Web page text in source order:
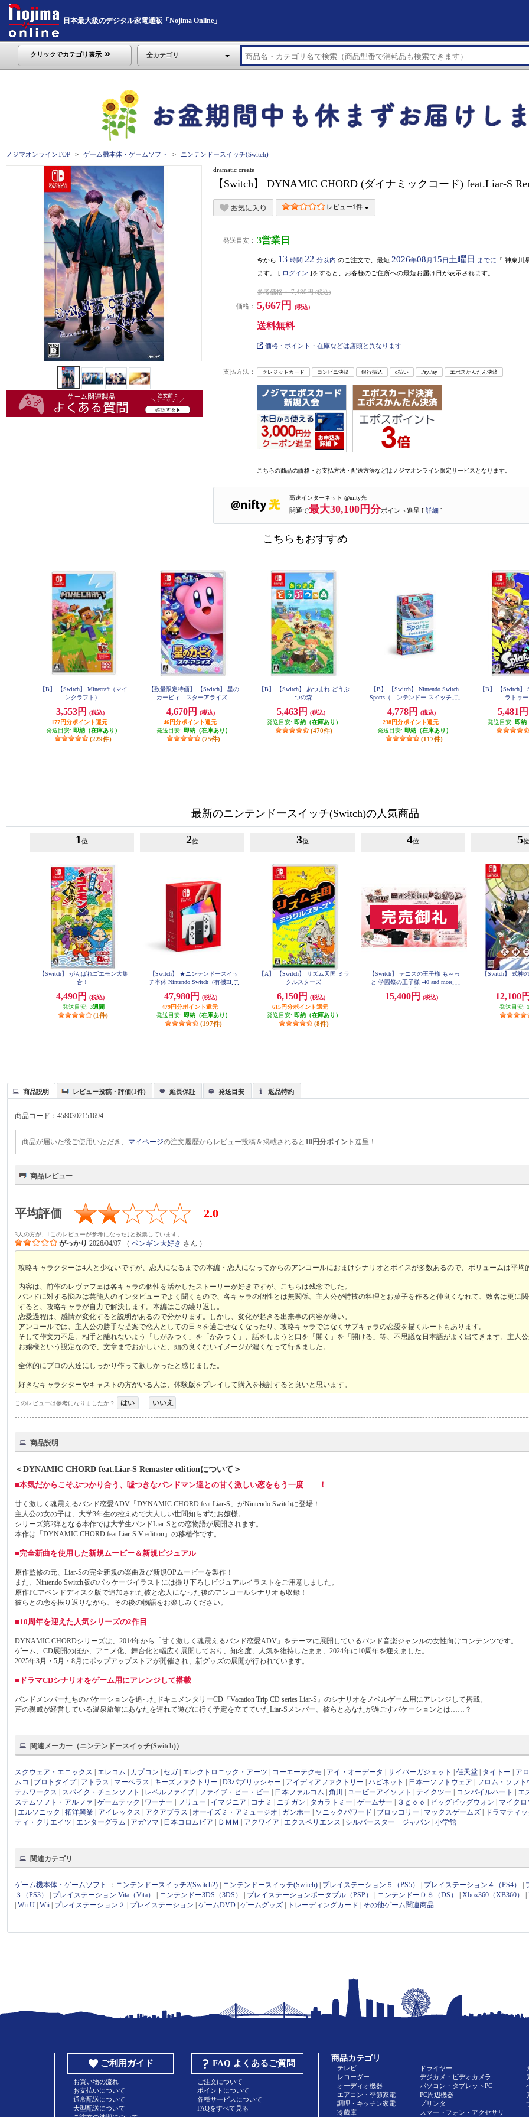
日本最大級のデジタル家電通販「Nojima Online」
クリックでカテゴリ表示 全カテゴリ
ノジマオンラインTOP ゲーム機本体・ゲームソフト ニンテンドースイッチ(Switch)
dramatic create
【Switch】 DYNAMIC CHORD (ダイナミックコード) feat.Liar-S
レビュー1件
発送目安： 3営業日
今から 13 時間 22 分以内 のご注文で、最短 2026年08 月 15日 土曜日 までに 「 神奈川
ます。 [ ログイン ]をすると、お客様のご住所への最短お届け日が表示されます。
価格：
参考価格： 7,480円(税込)
5,667円 (税込)
送料無料
価格・ポイント・在庫などは店頭と異なります
支払方法： クレジットカード コンビニ決済 銀行振込 d払い PayPay エポスかんたん決済
こちらの商品の価格・お支払方法・配送方法などはノジマオンライン限定サービスとなります。
高速インターネット @nifty光
開通で最大30,100円分ポイント進呈 [ 詳細 ]
こちらもおすすめ
【B】 【Switch】 Minecraft（マイ
ンクラフト）
3,553円
(税込)
177円分ポイント還元
発送目安: 即納（在庫あり）
(229件)
【数量限定特価】 【Switch】 星の
カービィ スターアライズ
4,670円
(税込)
46円分ポイント還元
発送目安: 即納（在庫あり）
(75件)
【B】 【Switch】 あつまれ どうぶ
つの森
5,463円
(税込)
発送目安: 即納（在庫あり）
(470件)
【B】 【Switch】 Nintendo Switch
Sports（ニンテンドー スイッチ ス
4,778円
(税込)
238円分ポイント還元
発送目安: 即納（在庫あり）
(117件)
【B】 【Switch】
ラトゥー
5,481円
発送目安: 即納
最新のニンテンドースイッチ(Switch)の人気商品
1 位
【Switch】 がんばれゴエモン大集
合！
4,490円
(税込)
発送目安: 3週間
(1件)
2位
【Switch】 ★ニンテンドースイッ
チ本体 Nintendo Switch（有機ELモ
47,980円
(税込)
479円分ポイント還元
発送目安: 即納（在庫あり）
(197件)
3位
【A】 【Switch】 リズム天国 ミラ
クルスターズ
6,150円
(税込)
615円分ポイント還元
発送目安: 即納（在庫あり）
(8件)
4位
【Switch】 テニスの王子様 も～っ
と 学園祭の王子様 -40 and more...
らいエディション
15,400円 (税込)
5位
【Switch】 式神
12,100円
発送目安:
商品説明 レビュー投稿・評価(1件) 延長保証 発送目安 返品特約
商品コード：4580302151694
商品が届いた後ご使用いただき、 マイページの注文履歴からレビュー投稿＆掲載されると 10円分ポイント進呈！
商品レビュー
平均評価 2.0
3人の方が、｢このレビューが参考になった｣と投票しています。
がっかり 2026/04/07 （ペンギン大好き さん ）
攻略キャラクターは4人と少ないですが、恋人になるまでの本編・恋人になってからのアンコールにおまけシナリオとボイスが多数あるので、ボリュームは平均
内容は、前作のレヴァフェは各キャラの個性を活かしたストーリーが好きですが、こちらは残念でした。
バンドに対する悩みは芸能人のインタビューでよく聞くもので、各キャラの個性とは無関係。主人公が特技の料理とお菓子を作ると仲良くなれて、数名は更に
すると、攻略キャラが自力で解決します。本編はこの繰り返し。
恋愛過程は、感情が変化すると説明があるので分かります。しかし、変化が起きる出来事の内容が薄い。
アンコールでは、主人公の勝手な提案で恋人としての日々を過ごせなくなったり、攻略キャラではなくサブキャラの恋愛を描くルートもあります。
そして作文力不足。相手と離れないよう「しがみつく」を「かみつく」、話をしようと口を「開く」を「開ける」等、不思議な日本語がよく出てきます。主人
お嬢様という設定なので、文章までおかしいと、頭の良くないイメージが濃くなって行きました。
全体的にプロの人達にしっかり作って欲しかったと感じました。
好きなキャラクターやキャストの方がいる人は、体験版をプレイして購入を検討すると良いと思います。
このレビューは参考になりましたか？ はい いいえ
商品説明
＜DYNAMIC CHORD feat.Liar-S Remaster editionについて＞
■本気だからこそぶつかり合う、嘘つきなバンドマン達との甘く激しい恋をもう一度――！
甘く激しく魂震えるバンド恋愛ADV「DYNAMIC CHORD feat.Liar-S」がNintendo Switchに登場！
主人公の女の子は、大学3年生の控えめで大人しい世間知らずなお嬢様。
シリーズ第2弾となる本作では大学生バンドLiar-Sとの恋物語が展開されます。
本作は「DYNAMIC CHORD feat.Liar-S V edition」の移植作です。
■完全新曲を使用した新規ムービー＆新規ビジュアル
原作監修の元、Liar-Sの完全新規の楽曲及び新規OPムービーを製作！
また、Nintendo Switch版のパッケージイラストには撮り下ろしビジュアルイラストをご用意しました。
原作PCアペンドディスク版で追加された彼と恋人になった後のアンコールシナリオも収録！
彼らとの恋を振り返りながら、その後の物語をお楽しみください。
■10周年を迎えた人気シリーズの2作目
DYNAMIC CHORDシリーズは、2014年から「甘く激しく魂震えるバンド恋愛ADV」をテーマに展開しているバンド音楽ジャンルの女性向けコンテンツです。
ゲーム、CD展開のほか、アニメ化、舞台化と幅広く展開しており、知名度、人気を維持したまま、2024年に10周年を迎えました。
2025年3月・5月・8月にポップアップストアが開催され、新グッズの展開が行われています。
■ドラマCDシナリオをゲーム用にアレンジして搭載
バンドメンバーたちのバケーションを追ったドキュメンタリーCD『Vacation Trip CD series Liar-S』のシナリオをノベルゲーム用にアレンジして搭載。
芹の親戚が経営している温泉旅館にあなたを連れて遊びに行く予定を立てていたLiar-Sメンバー。彼らとあなたが過ごすバケーションとは……？
関連メーカー（ニンテンドースイッチ(Switch)）
スクウェア・エニックス エレコム カプコン |セガ エレクトロニック・アーツ コーエーテクモ アイ・オーデータ |サイバーガジェット |任天堂 タイトー ア
ムコ
プロトタイプ| アトラス マーベラス キーズファクトリー |D3パブリッシャー アイディアファクトリー |ハピネット 日本一ソフトウェア フロム・ソフト
テムワークス
スパイク・チュンソフト レベルファイブ ファイブ・ピー・ビー 日本ファルコム |角川 |ユービーアイソフト テイクツー コンパイルハート エ
ステムソフト・アルファ |ゲームテック ワーナー フリュー イマジニア コナミ ニチガン タカラトミー |ゲームサー ３ｇｏｏ ビッグビッグウォン マイクロ
エルソニック |拓洋興業 アイレックス アクアプラス オーイズミ・アミュージオ ガンホー ソニックパワード ブロッコリー マックスゲームズ ドラマティ
ティ・クリエイツ
エンターグラム アガツマ 日本コロムビア ＤＭＭ アクワイア エクスペリエンス シルバースター ジャパン |小学館
関連カテゴリ
ゲーム機本体・ゲームソフト ： ニンテンドースイッチ2(Switch2) ニンテンドースイッチ(Switch) プレイステーション５（PS5） プレイステーション４（PS4）
３（PS3）
プレイステーション Vita（Vita） ニンテンドー3DS（3DS） プレイステーションポータブル（PSP） ニンテンドーＤＳ（DS） |Xbox360（XB360） |
|Wii U |Wii プレイステーション２ プレイステーション |ゲームDVD |ゲームグッズ トレーディングカード その他ゲーム関連商品
ご利用ガイド
お買い物の流れ
お支払いについて
通常配送について
大型配送について
FAQ よくあるご質問
ご注文について
ポイントについて
各種サービスについて
FAQをすべて見る
商品カテゴリ
テレビ
レコーダー
オーディオ機器
エアコン・季節家電
調理・キッチン家電
冷蔵庫
ドライヤー
デジカメ・ビデオカメラ
パソコン・タブレットPC
PC周辺機器
プリンタ
スマートフォン・アクセサリ